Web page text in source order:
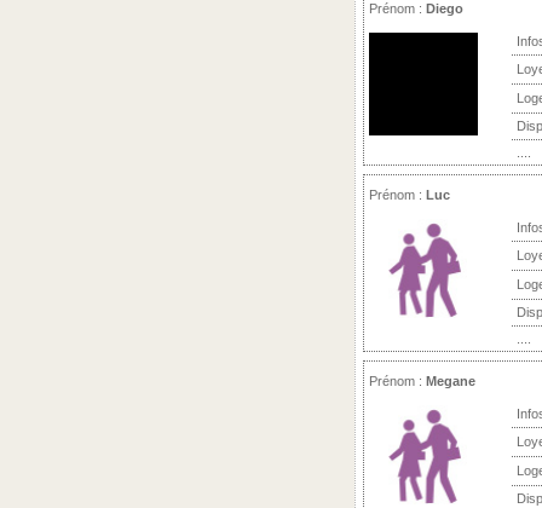
Prénom : Diego
Prénom : Luc
Prénom : Megane